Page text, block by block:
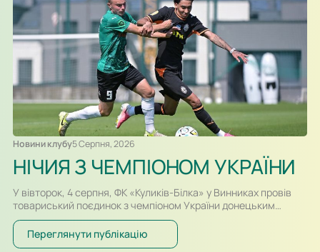
Новини клубу5 Серпня, 2026
НІЧИЯ З ЧЕМПІОНОМ УКРАЇНИ
У вівторок, 4 серпня, ФК «Куликів-Білка» у Винниках провів
товариський поєдинок з чемпіоном України донецьким
«Шахтарем». Перший тайм спарингу, який відбувався у
форматі два тайми по 30-ть хвилин, проходив за переваги
гравців «Шахтаря», які більше контролювали м’яч і частіше
Переглянути публікацію